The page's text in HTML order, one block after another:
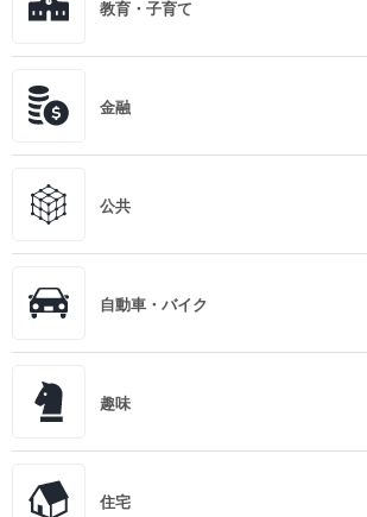
教育・子育て
金融
公共
自動車・バイク
趣味
住宅